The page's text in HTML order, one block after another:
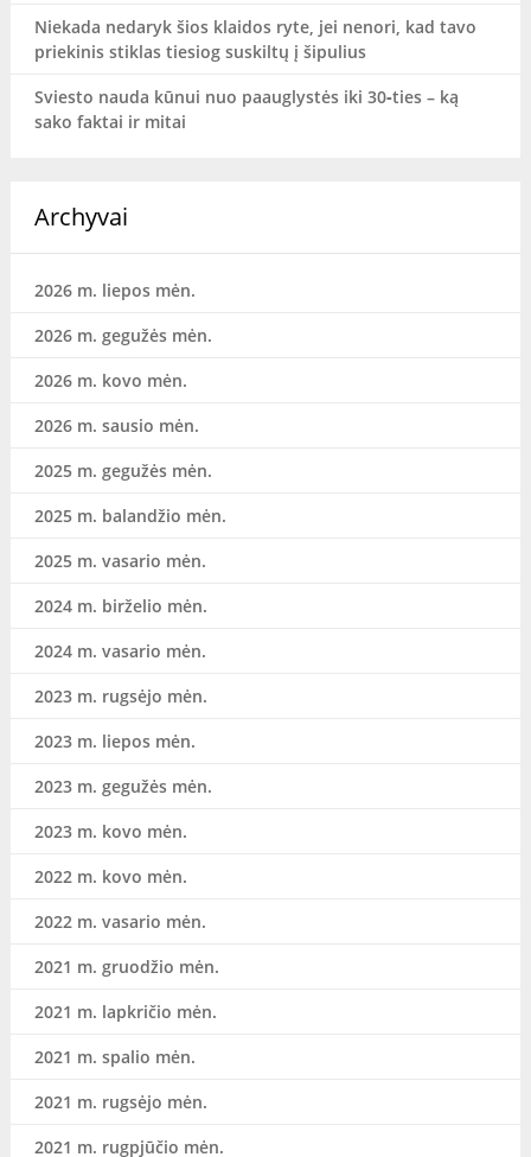
Niekada nedaryk šios klaidos ryte, jei nenori, kad tavo
priekinis stiklas tiesiog suskiltų į šipulius
Sviesto nauda kūnui nuo paauglystės iki 30‑ties – ką
sako faktai ir mitai
Archyvai
2026 m. liepos mėn.
2026 m. gegužės mėn.
2026 m. kovo mėn.
2026 m. sausio mėn.
2025 m. gegužės mėn.
2025 m. balandžio mėn.
2025 m. vasario mėn.
2024 m. birželio mėn.
2024 m. vasario mėn.
2023 m. rugsėjo mėn.
2023 m. liepos mėn.
2023 m. gegužės mėn.
2023 m. kovo mėn.
2022 m. kovo mėn.
2022 m. vasario mėn.
2021 m. gruodžio mėn.
2021 m. lapkričio mėn.
2021 m. spalio mėn.
2021 m. rugsėjo mėn.
2021 m. rugpjūčio mėn.